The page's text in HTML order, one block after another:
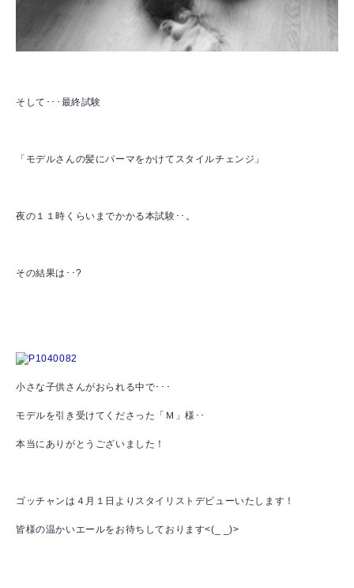
そして･･･最終試験
「モデルさんの髪にパーマをかけてスタイルチェンジ」
夜の１１時くらいまでかかる本試験･･。
その結果は･･?
小さな子供さんがおられる中で･･･
モデルを引き受けてくださった「Ｍ」様･･
本当にありがとうございました！
ゴッチャンは４月１日よりスタイリストデビューいたします！
皆様の温かいエールをお待ちしております<(_ _)>